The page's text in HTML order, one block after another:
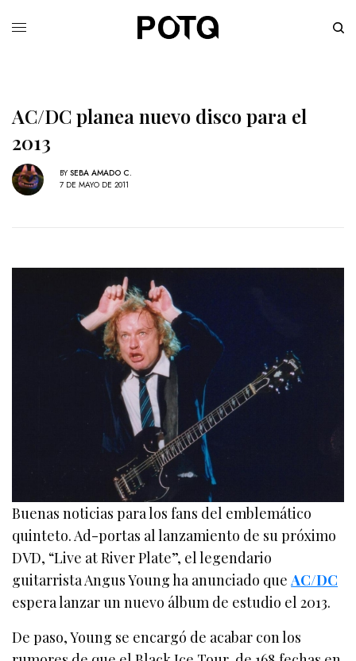
AC/DC planea nuevo disco para el
2013
BY SEBA AMADO C.
7 DE MAYO DE 2011
Buenas noticias para los fans del emblemático
quinteto. Ad-portas al lanzamiento de su próximo
DVD, “Live at River Plate”, el legendario
guitarrista Angus Young ha anunciado queAC/DC
espera lanzar un nuevo álbum de estudio el 2013.
De paso, Young se encargó de acabar con los